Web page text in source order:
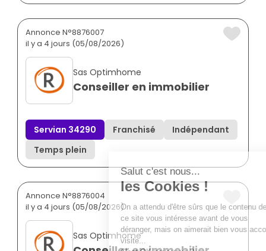
Annonce N°8876007
il y a 4 jours (05/08/2026)
Sas Optimhome
Conseiller en immobilier
Servian 34290 Franchisé
Indépendant
Temps plein
Annonce N°8876004
il y a 4 jours (05/08/2026)
Sas Optimhome